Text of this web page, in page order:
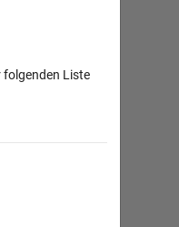
folgenden Liste